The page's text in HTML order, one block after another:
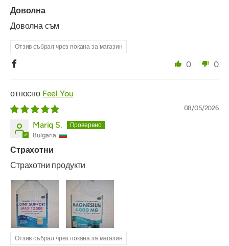
Доволна
Доволна съм
Отзив събрал чрез покана за магазин
0 0
Feel You
08/05/2026
Mariq S.
Bulgaria
Страхотни
Страхотни продукти
Отзив събрал чрез покана за магазин